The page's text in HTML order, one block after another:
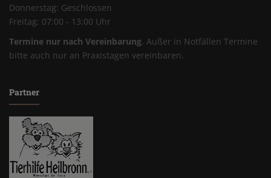
Donnerstag: Geschlossen
Freitag: 07:00 - 13:00 Uhr
Termine nur nach Vereinbarung. Außer in Notfällen Termine
bitte auch nur an Praxistagen vereinbaren.
Partner